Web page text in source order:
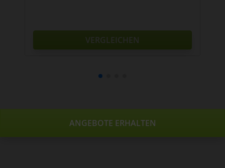
VERGLEICHEN
ANGEBOTE ERHALTEN